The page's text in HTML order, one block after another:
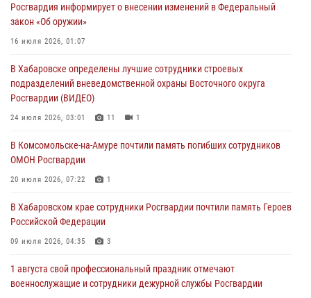
избирательного права
31 июля 2026, 03:26
женщине, потерявшей сознание во время массового мероприятия
29 июля 2026, 23:24 2
В Хабаровске продолжается акция «Каникулы с Росгвардией»
За прошедшую неделю в Хабаровском крае росгвардейцы провели
свыше 120 проверок условий хранения оружия
Росгвардия информирует о внесении изменений в Федеральный
закон «Об оружии»
16 июля 2026, 01:07
В Хабаровске определены лучшие сотрудники строевых
подразделений вневедомственной охраны Восточного округа
Росгвардии (ВИДЕО)
24 июля 2026, 03:01 11 1
В Комсомольске-на-Амуре почтили память погибших сотрудников
ОМОН Росгвардии
20 июля 2026, 07:22 1
В Хабаровском крае сотрудники Росгвардии почтили память Героев
Российской Федерации
09 июля 2026, 04:35 3
1 августа свой профессиональный праздник отмечают
военнослужащие и сотрудники дежурной службы Росгвардии